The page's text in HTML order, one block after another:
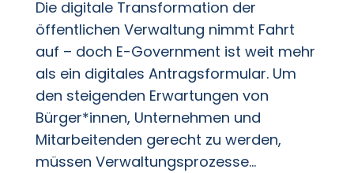
Die digitale Transformation der
öffentlichen Verwaltung nimmt Fahrt
auf – doch E-Government ist weit mehr
als ein digitales Antragsformular. Um
den steigenden Erwartungen von
Bürger*innen, Unternehmen und
Mitarbeitenden gerecht zu werden,
müssen Verwaltungsprozesse...